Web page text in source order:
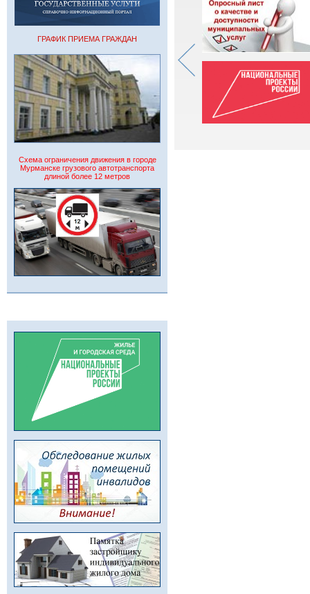
ГРАФИК ПРИЕМА ГРАЖДАН
Схема ограничения движения в городе
Мурманске грузового автотранспорта
длиной более 12 метров